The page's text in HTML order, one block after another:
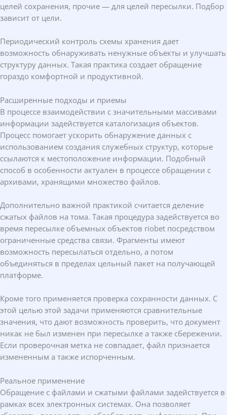
целей сохранения, прочие — для целей пересылки. Подбор
зависит от цели.
Периодический контроль схемы хранения дает
возможность обнаруживать ненужные объекты и улучшать
структуру данных. Такая практика создает обращение
гораздо комфортной и продуктивной.
Расширенные подходы и приемы
В процессе взаимодействии с значительными массивами
информации задействуется каталогизация объектов.
Процесс помогает ускорить обнаружение данных с
использованием создания служебных структур, которые
ссылаются к местоположение информации. Подобный
способ в особенности актуален в процессе обращении с
архивами, хранящими множество файлов.
Дополнительно важной практикой считается деление
сжатых файлов на тома. Такая процедура задействуется во
время пересылке объемных объектов riobet посредством
ограниченные средства связи. Фрагменты имеют
возможность пересылаться отдельно, а потом
объединяться в пределах цельный пакет на получающей
платформе.
Кроме того применяется проверка сохранности данных. С
этой целью этой задачи применяются сравнительные
значения, что дают возможность проверить, что документ
никак не был изменен при пересылке а также сбережении.
Если проверочная метка не совпадает, файл признается
измененным а также испорченным.
Реальное применение
Обращение с файлами и сжатыми файлами задействуется в
рамках всех электронных системах. Она позволяет